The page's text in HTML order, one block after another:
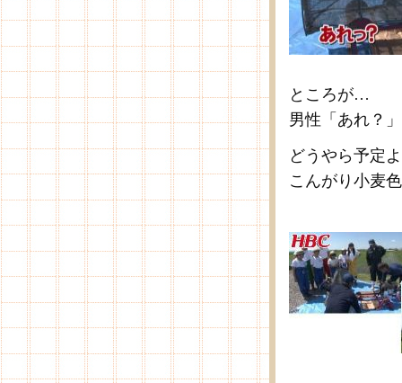
ところが…
男性「あれ？」
どうやら予定
こんがり小麦